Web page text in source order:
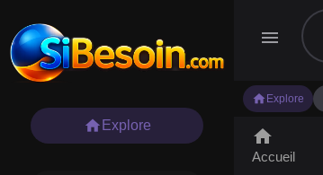
menu
home Explore
home Explore
home
Accueil